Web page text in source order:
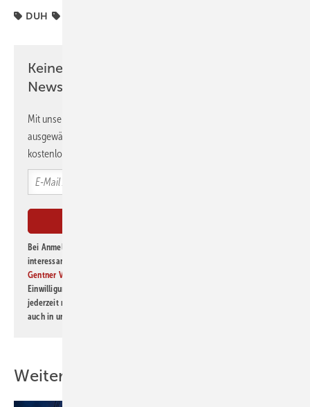
DUH
Keine Zeit? Kein Problem mit dem GEB
Newsletter!
Mit unserem Newsletter erhalten Sie regelmäßig von uns
ausgewählte Informationen und Neuigkeiten, gebündelt und
kostenlos direkt ins Postfach.
Bei Anmeldung zu diesem Newsletter bin ich damit einverstanden, über
interessante Verlags- und Online-Angebote
Gentner Verlag GmbH & Co. KG
Einwilligung kann ich jederzeit widerrufen und eine Abmeldung ist
jederzeit möglich. Informationen zum Umgang mit Daten finden Sie
auch in unserer
Weitere Inhalte